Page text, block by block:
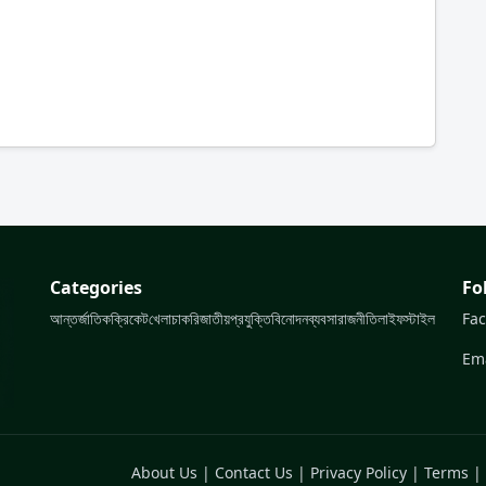
Categories
আন্তর্জাতিকক্রিকেটখেলাচাকরিজাতীয়প্রযুক্তিবিনোদনব্যবসারাজনীতিলাইফস্টাইল
About Us | Contact Us | Privacy Policy | Terms |